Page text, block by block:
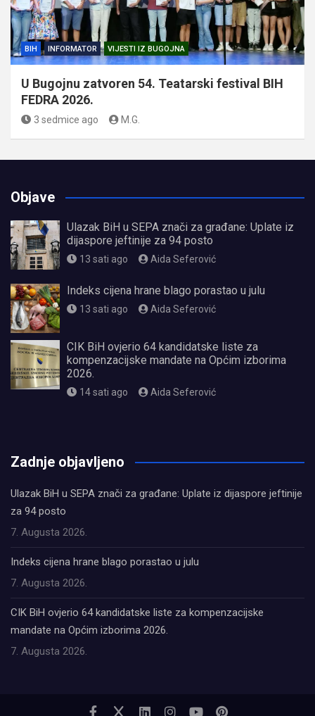
BIH INFORMATOR VIJESTI IZ BUGOJNA
U Bugojnu zatvoren 54. Teatarski festival BIH
FEDRA 2026.
3 sedmice ago M.G.
Objave
Ulazak BiH u SEPA znači za građane: Uplate iz
dijaspore jeftinije za 94 posto
13 sati ago Aida Seferović
Indeks cijena hrane blago porastao u julu
13 sati ago Aida Seferović
CIK BiH ovjerio 64 kandidatske liste za
kompenzacijske mandate na Općim izborima
2026.
14 sati ago Aida Seferović
Zadnje objavljeno
Ulazak BiH u SEPA znači za građane: Uplate iz dijaspore jeftinije
za 94 posto
7. Augusta 2026.
Indeks cijena hrane blago porastao u julu
7. Augusta 2026.
CIK BiH ovjerio 64 kandidatske liste za kompenzacijske
mandate na Općim izborima 2026.
7. Augusta 2026.